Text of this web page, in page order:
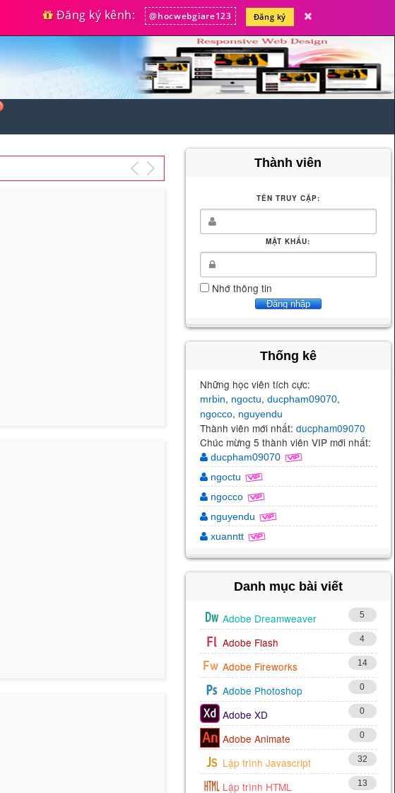
Đăng ký kênh: @hocwebgiare123 Đăng ký
Thành viên
TÊN TRUY CẬP:
MẬT KHẨU:
Nhớ thông tin
Thống kê
Những học viên tích cực:
mrbin, ngoctu, ducpham09070,
ngocco, nguyendu
Thành viên mới nhất: ducpham09070
Chúc mừng 5 thành viên VIP mới nhất:
ducpham09070
ngoctu
ngocco
nguyendu
xuanntt
Danh mục bài viết
Adobe Dreamweaver 5
Adobe Flash 4
Adobe Fireworks 14
Adobe Photoshop 0
Adobe XD 0
Adobe Animate 0
Lập trình Javascript 32
Lập trình HTML 13